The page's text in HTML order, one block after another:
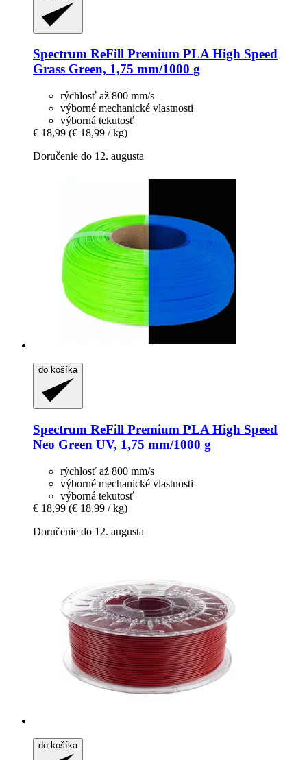
Spectrum ReFill Premium PLA High Speed
Grass Green, 1,75 mm/1000 g
rýchlosť až 800 mm/s
výborné mechanické vlastnosti
výborná tekutosť
€ 18,99 (€ 18,99 / kg)
Doručenie do 12. augusta
do košíka
Spectrum ReFill Premium PLA High Speed
Neo Green UV, 1,75 mm/1000 g
rýchlosť až 800 mm/s
výborné mechanické vlastnosti
výborná tekutosť
€ 18,99 (€ 18,99 / kg)
Doručenie do 12. augusta
do košíka